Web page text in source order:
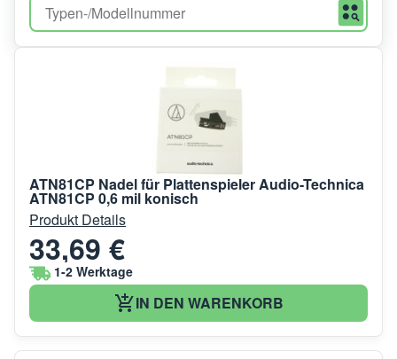
ATN81CP Nadel für Plattenspieler Audio-Technica
ATN81CP 0,6 mil konisch
Produkt Details
33,69 €
1-2 Werktage
IN DEN WARENKORB